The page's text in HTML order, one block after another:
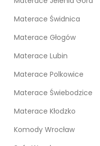
Materace Świdnica
Materace Głogów
Materace Lubin
Materace Polkowice
Materace Świebodzice
Materace Kłodzko
Komody Wrocław